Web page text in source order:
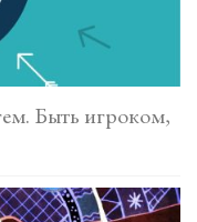
Быть игроком,